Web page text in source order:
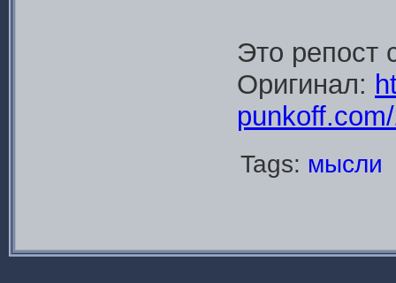
Это репост
Оригинал:
Tags: мысли